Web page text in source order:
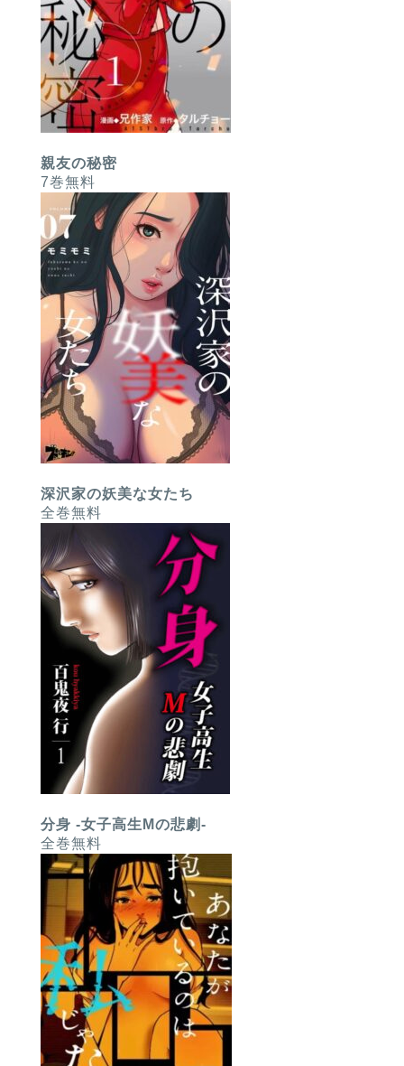
親友の秘密
7巻無料
深沢家の妖美な女たち
全巻無料
分身 -女子高生Mの悲劇-
全巻無料